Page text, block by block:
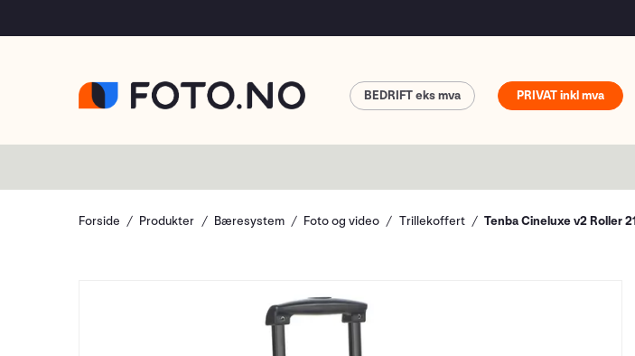
PRIVAT
BEDRIFT
Forside Produkter Bæresystem Foto og video Trillekoffert Tenba Cineluxe v2 Roller